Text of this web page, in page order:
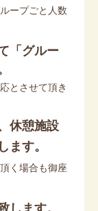
ープごと人数
「グルー
とさせて頂き
休憩施設
ます。
く場合も御座
します。